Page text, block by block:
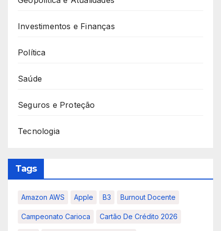
Investimentos e Finanças
Política
Saúde
Seguros e Proteção
Tecnologia
Tags
Amazon AWS Apple B3 Burnout Docente
Campeonato Carioca Cartão De Crédito 2026